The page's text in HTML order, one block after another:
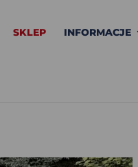
SKLEP INFORMACJE